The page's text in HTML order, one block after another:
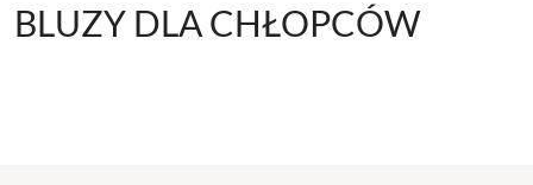
BLUZY DLA CHŁOPCÓW